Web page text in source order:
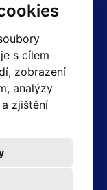
s cílem
zobrazení
analýzy
zjištění